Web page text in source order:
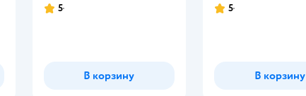
Рейтинг:
5
В корзину
Рейтинг:
5
В корзину